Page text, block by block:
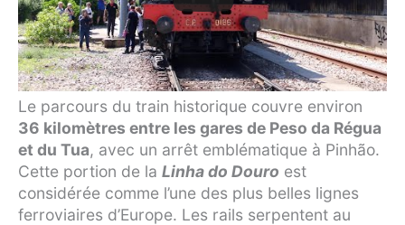
Le parcours du train historique couvre environ
36 kilomètres entre les gares de Peso da Régua
et du Tua, avec un arrêt emblématique à Pinhão.
Cette portion de la Linha do Douro est
considérée comme l’une des plus belles lignes
ferroviaires d’Europe. Les rails serpentent au